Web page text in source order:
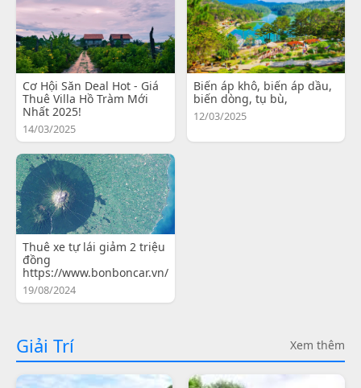
Cơ Hội Săn Deal Hot - Giá
Thuê Villa Hồ Tràm Mới
Nhất 2025!
14/03/2025
Biến áp khô, biến áp dầu,
biến dòng, tụ bù,
12/03/2025
Thuê xe tự lái giảm 2 triệu
đồng
https://www.bonboncar.vn/
19/08/2024
Giải Trí Xem thêm